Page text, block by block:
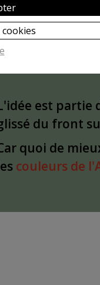
est partie
du front
quoi de
couleurs de